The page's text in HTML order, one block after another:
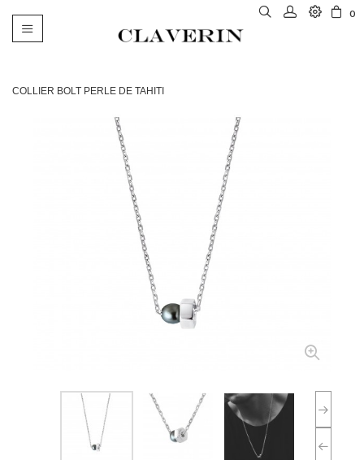
0
Basculer
COLLIER BOLT PERLE DE TAHITI